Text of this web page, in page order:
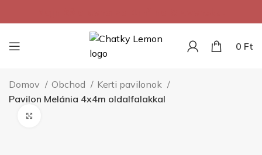
0 Ft
Domov Obchod
Kerti pavilonok
Pavilon Melánia 4x4m oldalfalakkal